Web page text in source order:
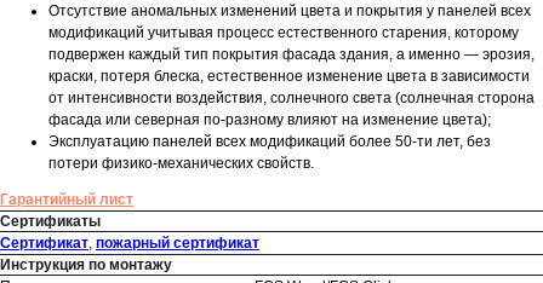
Отсутствие аномальных изменений цвета и покрытия у панелей всех
модификаций учитывая процесс естественного старения, которому
подвержен каждый тип покрытия фасада здания, а именно — эрозия,
краски, потеря блеска, естественное изменение цвета в зависимости
от интенсивности воздействия, солнечного света (солнечная сторона
фасада или северная по-разному влияют на изменение цвета);
Эксплуатацию панелей всех модификаций более 50-ти лет, без
потери физико-механических свойств.
Гарантийный лист
Сертификаты
Сертификат, пожарный сертификат
Инструкция по монтажу